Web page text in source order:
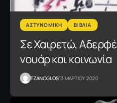
ΑΣΤΥΝΟΜΙΚΗ ΒΙΒΛΙΑ
Σε Χαιρετώ,
νουάρ και κοινωνία
TZANOGLOS13 ΜΑΡΤΙΟΥ 2020